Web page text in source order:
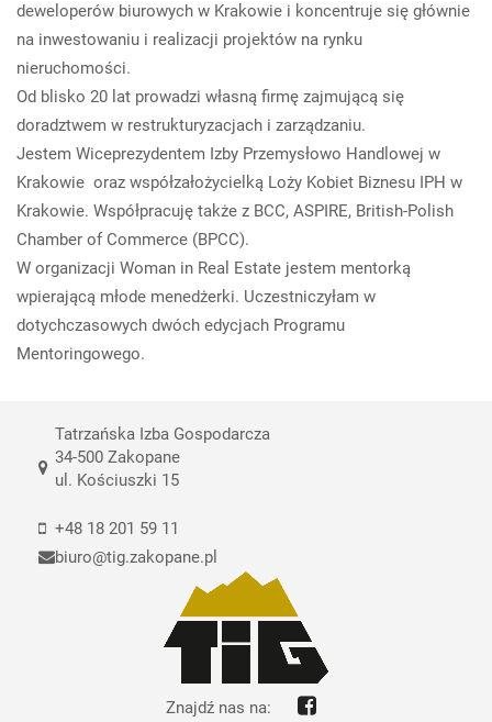
deweloperów biurowych w Krakowie i koncentruje się głównie
na inwestowaniu i realizacji projektów na rynku
nieruchomości.
Od blisko 20 lat prowadzi własną firmę zajmującą się
doradztwem w restrukturyzacjach i zarządzaniu.
Jestem Wiceprezydentem Izby Przemysłowo Handlowej w
Krakowie oraz współzałożycielką Loży Kobiet Biznesu IPH w
Krakowie. Współpracuję także z BCC, ASPIRE, British-Polish
Chamber of Commerce (BPCC).
W organizacji Woman in Real Estate jestem mentorką
wpierającą młode menedżerki. Uczestniczyłam w
dotychczasowych dwóch edycjach Programu
Mentoringowego.
Tatrzańska Izba Gospodarcza
34-500 Zakopane
ul. Kościuszki 15
+48 18 201 59 11
biuro@tig.zakopane.pl
Znajdź nas na: